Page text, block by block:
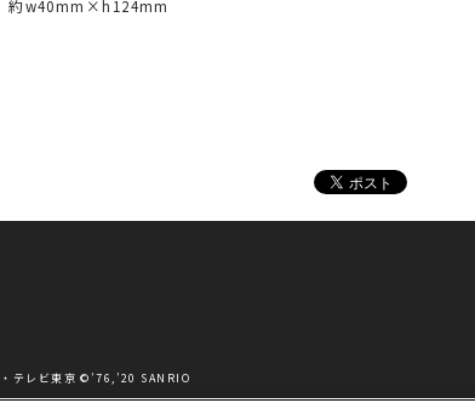
約w40mm×h124mm
テレビ東京 ©’76,’20 SANRIO